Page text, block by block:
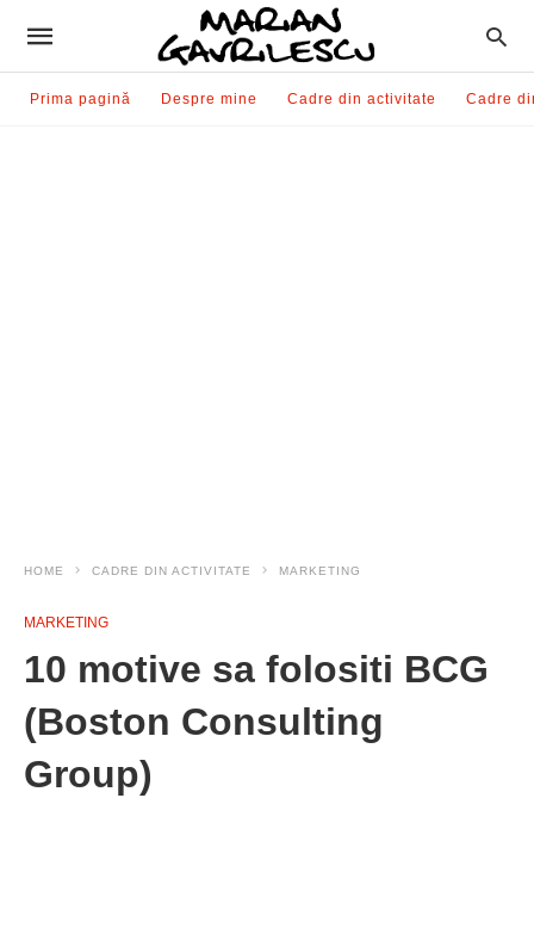
Prima pagină Despre mine Cadre din activitate Cadre
HOME CADRE DIN ACTIVITATE MARKETING
MARKETING
10 motive sa folositi BCG
(Boston Consulting
Group)